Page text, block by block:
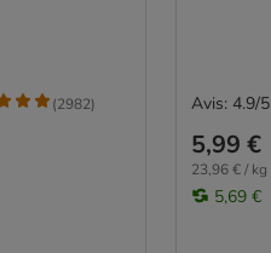
(2982)
5,99 €
23,96 € / kg
5,69 €
Avis: 4.9/5